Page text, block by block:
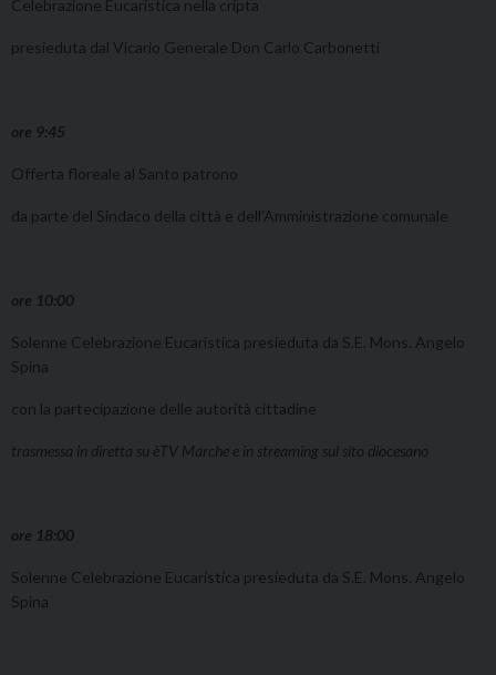
Celebrazione Eucaristica nella cripta
presieduta dal Vicario Generale Don Carlo Carbonetti
ore 9:45
Offerta floreale al Santo patrono
da parte del Sindaco della città e dell’Amministrazione comunale
ore 10:00
Solenne Celebrazione Eucaristica presieduta da S.E. Mons. Angelo
Spina
con la partecipazione delle autorità cittadine
trasmessa in diretta su èTV Marche e in streaming sul sito diocesano
ore 18:00
Solenne Celebrazione Eucaristica presieduta da S.E. Mons. Angelo
Spina